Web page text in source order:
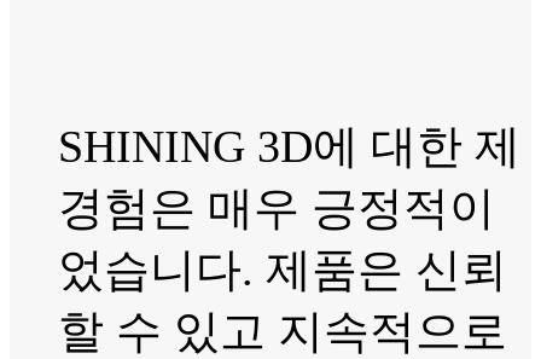
SHINING 3D에 대한 제
경험은 매우 긍정적이
었습니다. 제품은 신뢰
할 수 있고 지속적으로